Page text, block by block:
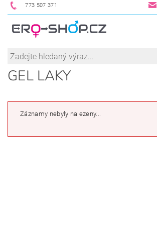
773 507 371
GEL LAKY
Záznamy nebyly nalezeny...